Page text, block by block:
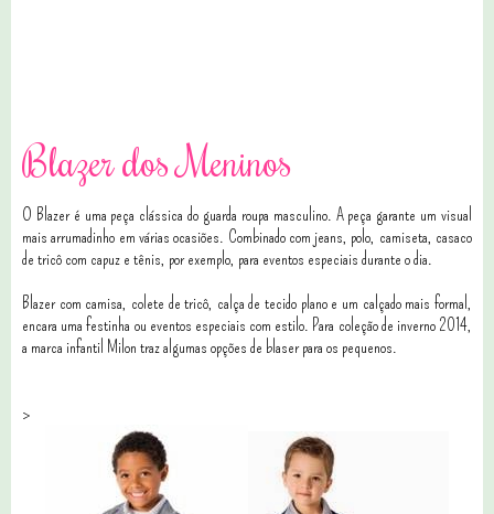
Blazer dos Meninos
O Blazer é uma peça clássica do guarda roupa masculino. A peça garante um visual
mais arrumadinho em várias ocasiões. Combinado com jeans, polo, camiseta, casaco
de tricô com capuz e tênis, por exemplo, para eventos especiais durante o dia.
Blazer com camisa, colete de tricô, calça de tecido plano e um calçado mais formal,
encara uma festinha ou eventos especiais com estilo. Para coleção de inverno 2014,
a marca infantil Milon traz algumas opções de blaser para os pequenos.
>